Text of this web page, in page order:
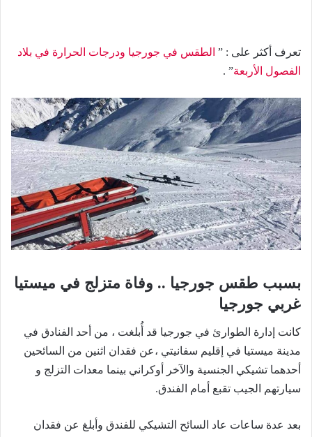
تعرف أكثر على : ” الطقس في جورجيا ودرجات الحرارة في بلاد
الفصول الأربعة” .
بسبب طقس جورجيا .. وفاة متزلج في ميستيا
غربي جورجيا
كانت إدارة الطوارئ في جورجيا قد أُبلغت ، من أحد الفنادق في
مدينة ميستيا في إقليم سفانيتي ،عن فقدان اثنين من السائحين
أحدهما تشيكي الجنسية والآخر أوكراني بينما معدات التزلج و
سيارتهم الجيب تقبع أمام الفندق.
بعد عدة ساعات عاد السائح التشيكي للفندق وأبلغ عن فقدان